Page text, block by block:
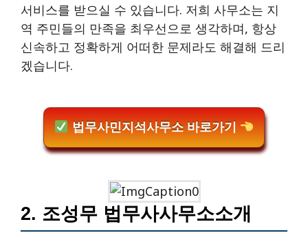
서비스를 받으실 수 있습니다. 저희 사무소는 지
역 주민들의 만족을 최우선으로 생각하며, 항상
신속하고 정확하게 어떠한 문제라도 해결해 드리
겠습니다.
법무사민지석사무소 바로가기
2. 조성무 법무사사무소소개